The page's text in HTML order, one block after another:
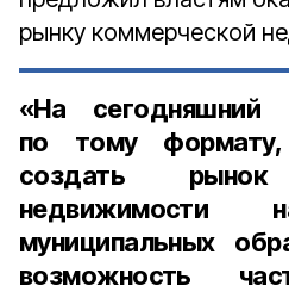
рынку коммерческой
«На
по тому
создать рынок
недвижимости
муниципальных
возможность